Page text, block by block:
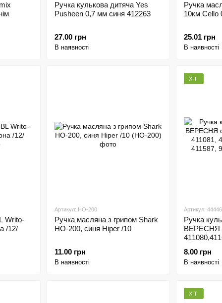
Ручка кулькова дитяча Yes
Pusheen 0,7 мм синя 412263
27.00 грн
В наявності
Ручка
10км Cello
25.01 грн
В наявності
Writo-
/12/
Артикул: HO-200
Ручка масляна з грипом Shark
HO-200, синя Hiper /10
11.00 грн
В наявності
ХІТ
Артикул: 44446
Ручка
ВЕРЕСНЯ
8.00 грн
В наявності
ХІТ